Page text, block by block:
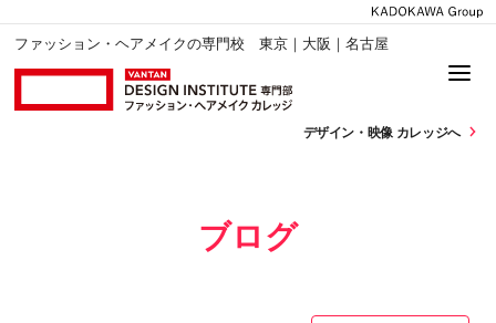
ファッション・ヘアメイクの専門校 東京｜大阪｜名古屋
デザイン・ 映像 カレッジへ
ブログ